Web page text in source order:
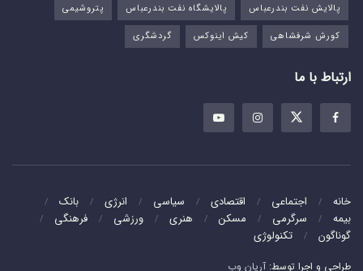
پالایش نفت بندرعباس
پالایشگاه نفت بندرعباس
پتروشیمی
کورش شرفشاهی
کیش اینوکس گردشگری
ارتباط با ما
خانه اجتماعی اقتصادی سیاسی انرژی
بانک
بیمه
سرگرمی مسکن هنری ورزشی
فرهنگی
گوناگون
تکنولوژی
طراحی و اجرا توسط: آریان وب